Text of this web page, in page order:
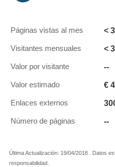
Páginas vistas al mes <
Visitantes mensuales <
Valor por visitante --
Valor estimado €
Enlaces externos
Número de páginas --
Última Actualización: 19/04/2018 . Datos
responsabilidad.